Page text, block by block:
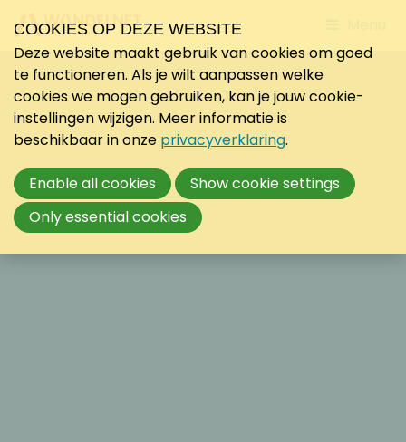
to
COOKIES OP DEZE WEBSITE
Deze website maakt gebruik van cookies om goed
te functioneren. Als je wilt aanpassen welke
cookies we mogen gebruiken, kan je jouw cookie-
instellingen wijzigen. Meer informatie is
beschikbaar in onze privacyverklaring.
Enable all cookies
Show cookie settings
Only essential cookies